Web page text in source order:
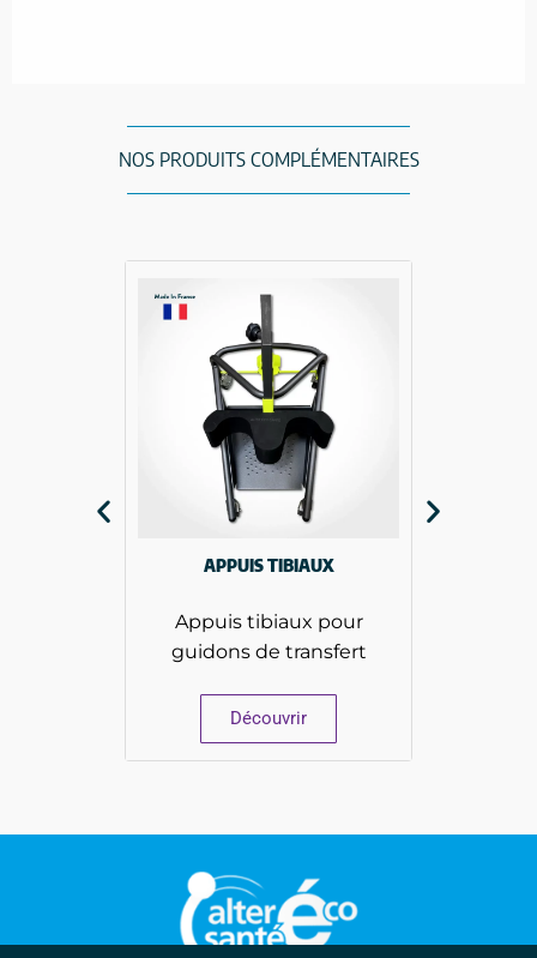
NOS PRODUITS COMPLÉMENTAIRES
APPUIS TIBIAUX
Appuis tibiaux pour
guidons de transfert
Découvrir